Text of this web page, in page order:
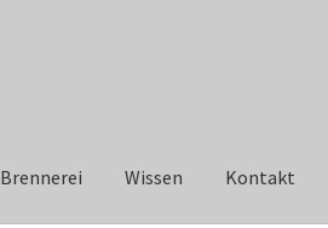
Brennerei Wissen Kontakt